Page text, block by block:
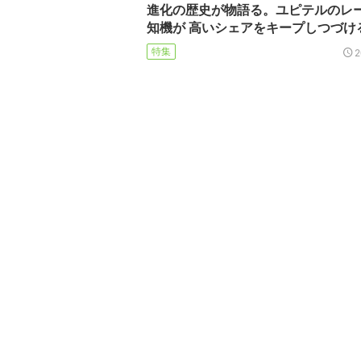
進化の歴史が物語る。ユピテルのレ
知機が 高いシェアをキープしつづ
特集